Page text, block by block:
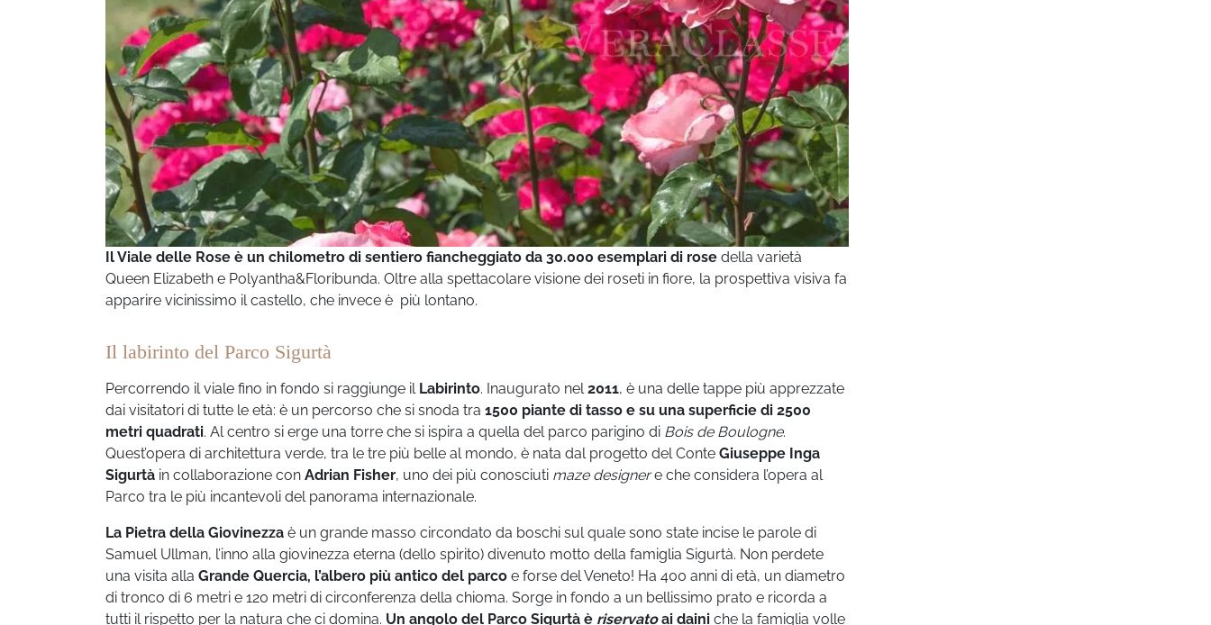
Il Viale delle Rose è un chilometro di sentiero fiancheggiato da 30.000 esemplari di rose della varietà
Queen Elizabeth e Polyantha&Floribunda. Oltre alla spettacolare visione dei roseti in fiore, la prospettiva visiva fa
apparire vicinissimo il castello, che invece è più lontano.
Il labirinto del Parco Sigurtà
Percorrendo il viale fino in fondo si raggiunge il Labirinto. Inaugurato nel 2011, è una delle tappe più apprezzate
dai visitatori di tutte le età: è un percorso che si snoda tra 1500 piante di tasso e su una superficie di 2500
metri quadrati. Al centro si erge una torre che si ispira a quella del parco parigino di Bois de Boulogne.
Quest’opera di architettura verde, tra le tre più belle al mondo, è nata dal progetto del Conte Giuseppe Inga
Sigurtà in collaborazione con Adrian Fisher, uno dei più conosciuti maze designere che considera l’opera al
Parco tra le più incantevoli del panorama internazionale.
La Pietra della Giovinezza è un grande masso circondato da boschi sul quale sono state incise le parole di
Samuel Ullman, l’inno alla giovinezza eterna (dello spirito) divenuto motto della famiglia Sigurtà. Non perdete
una visita alla Grande Quercia, l’albero più antico del parco e forse del Veneto! Ha 400 anni di età, un diametro
di tronco di 6 metri e 120 metri di circonferenza della chioma. Sorge in fondo a un bellissimo prato e ricorda a
tutti il rispetto per la natura che ci domina. Un angolo del Parco Sigurtà è riservatoai daini che la famiglia volle